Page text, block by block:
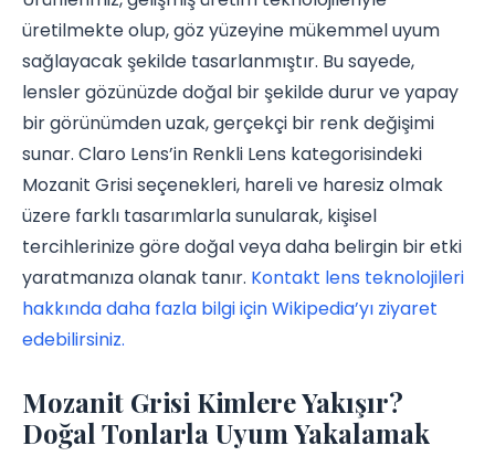
üretilmekte olup, göz yüzeyine mükemmel uyum
sağlayacak şekilde tasarlanmıştır. Bu sayede,
lensler gözünüzde doğal bir şekilde durur ve yapay
bir görünümden uzak, gerçekçi bir renk değişimi
sunar. Claro Lens’in Renkli Lens kategorisindeki
Mozanit Grisi seçenekleri, hareli ve haresiz olmak
üzere farklı tasarımlarla sunularak, kişisel
tercihlerinize göre doğal veya daha belirgin bir etki
yaratmanıza olanak tanır. Kontakt lens teknolojileri
hakkında daha fazla bilgi için Wikipedia’yı ziyaret
edebilirsiniz.
Mozanit Grisi Kimlere Yakışır?
Doğal Tonlarla Uyum Yakalamak